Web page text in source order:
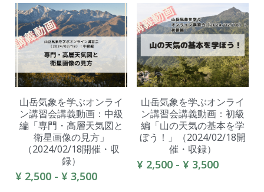
山岳気象を学ぶオンライ
ン講習会講義動画：中級
編「専門・高層天気図と
衛星画像の見方」
（2024/02/18開催・収
録）
¥ 2,500 - ¥ 3,500
山岳気象を学ぶオンライ
ン講習会講義動画：初級
編「山の天気の基本を学
ぼう！」（2024/02/18開
催・収録）
¥ 2,500 - ¥ 3,500